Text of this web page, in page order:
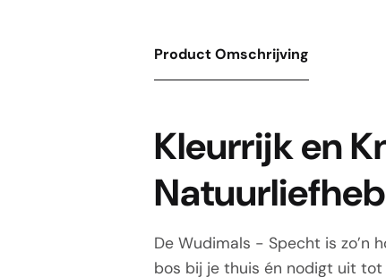
Product Omschrijving
Kleurrijk en
De Wudimals - Specht is zo’n
bos bij je thuis én nodigt uit